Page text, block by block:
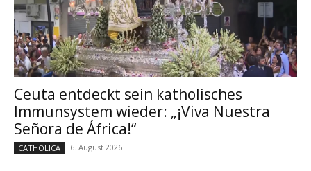
Ceuta entdeckt sein katholisches
Immunsystem wieder: „¡Viva Nuestra
Señora de África!“
CATHOLICA 6. August 2026